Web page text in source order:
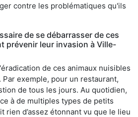
contre les problématiques qu'ils
de se débarrasser de ces
prévenir leur invasion à Ville-
de ces animaux nuisibles
exemple, pour un restaurant,
de tous les jours. Au quotidien,
à de multiples types de petits
rien d’assez étonnant vu que le lieu